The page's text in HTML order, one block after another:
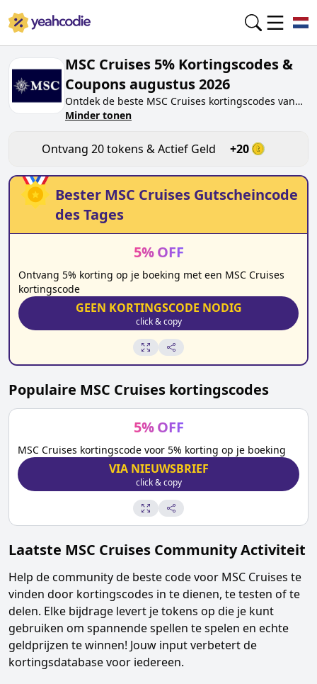
MSC Cruises 5% Kortingscodes &
Coupons augustus 2026
Ontdek de beste MSC Cruises kortingscodes van
vandaag vooraugustus 2026
msccruises.nldoor de code te testen. Ontvang
beloningen wanneer jeMSC Cruises kortingscodes
indient en andere kopers helpt besparen.
Minder tonen
Ontvang 20 tokens & Actief Geld +20
Bester MSC Cruises Gutscheincode
des Tages
5% OFF
Ontvang 5% korting op je boeking met een MSC Cruises
kortingscode
GEEN KORTINGSCODE NODIG
click & copy
Populaire MSC Cruises kortingscodes
5% OFF
MSC Cruises kortingscode voor 5% korting op je boeking
VIA NIEUWSBRIEF
click & copy
Laatste MSC Cruises Community Activiteit
Help de community de beste code voor MSC Cruises te
vinden door kortingscodes in te dienen, te testen of te
delen. Elke bijdrage levert je tokens op die je kunt
gebruiken om spannende spellen te spelen en echte
geldprijzen te winnen! Jouw input verbetert de
kortingsdatabase voor iedereen.